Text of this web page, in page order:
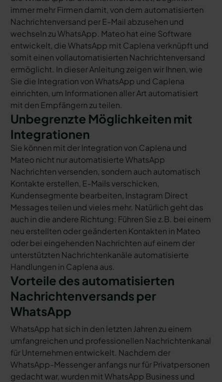
immer mehr Firmen damit, von dem automatisierten
Nachrichtenversand per E-Mail abzusehen und
wechseln zu WhatsApp. Mateo hat eine Software
entwickelt, die WhatsApp mit Caplena verknüpft und
somit einen vollautomatisierten Nachrichtenversand
ermöglicht. In dieser Anleitung zeigen wir Ihnen, wie
Sie die Integration von WhatsApp und Caplena
einrichten, um Informationen aller Art automatisiert
mit den Empfängern zu teilen.
Unbegrenzte Möglichkeiten mit
Integrationen
Sie können mit der Integration von Caplena und
Mateo nicht nur automatisierte WhatsApp
Nachrichten versenden, sondern auch automatisch
Kontakte erstellen, E-Mails verschicken,
Kundensegmente bearbeiten, Instagram Direct
Messages teilen und vieles mehr. Natürlich geht das
auch in die andere Richtung: Führen Sie z.B. bei einem
neu erstellten oder geänderten Kontakten in Mateo
oder bei eingehenden Nachrichten auf einem der
unterstützten Nachrichtenkanäle automatisierte
Handlungen in Caplena aus.
Vorteile des automatisierten
Nachrichtenversands per
WhatsApp
WhatsApp hat sich in den letzten Jahren zu einem
umfangreichen und professionellen Nachrichtenkanal
für Unternehmen entwickelt. Nachdem der
WhatsApp-Messenger anfangs nur für Privatpersonen
gedacht war, wurden mit WhatsApp Business und